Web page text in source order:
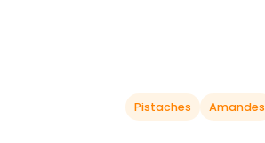
Pistaches Amandes